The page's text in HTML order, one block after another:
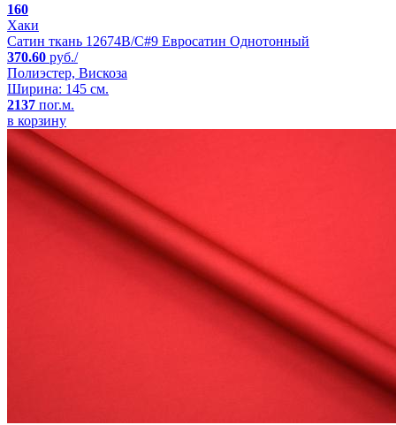
160
Хаки
Сатин ткань 12674B/C#9 Евросатин Однотонный
370.60 руб./
Полиэстер, Вискоза
Ширина: 145 см.
2137 пог.м.
в корзину